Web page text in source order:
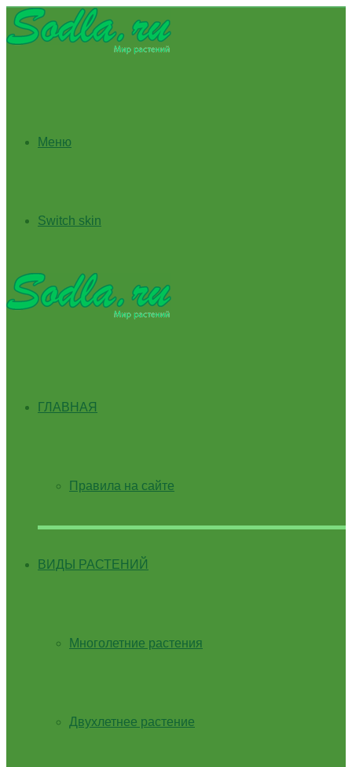
Меню
Switch skin
ГЛАВНАЯ
Правила на сайте
ВИДЫ РАСТЕНИЙ
Многолетние растения
Двухлетнее растение